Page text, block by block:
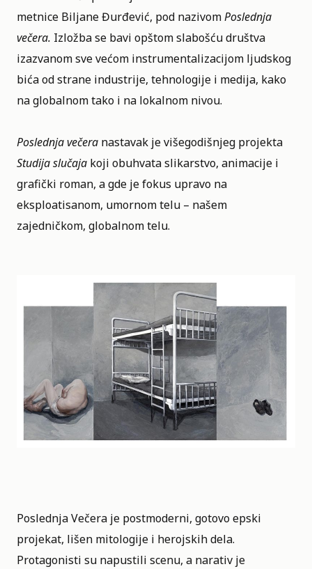
metnice Biljane Đurđević, pod nazivomPoslednja
večera. Izložba se bavi opštom slabošću društva
izazvanom sve većom instrumentalizacijom ljudskog
bića od strane industrije, tehnologije i medija, kako
na globalnom tako i na lokalnom nivou.
Poslednja večera nastavak je višegodišnjeg projekta
Studija slučaja koji obuhvata slikarstvo, animacije i
grafički roman, a gde je fokus upravo na
eksploatisanom, umornom telu – našem
zajedničkom, globalnom telu.
Poslednja Večera je postmoderni, gotovo epski
projekat, lišen mitologije i herojskih dela.
Protagonisti su napustili scenu, a narativ je